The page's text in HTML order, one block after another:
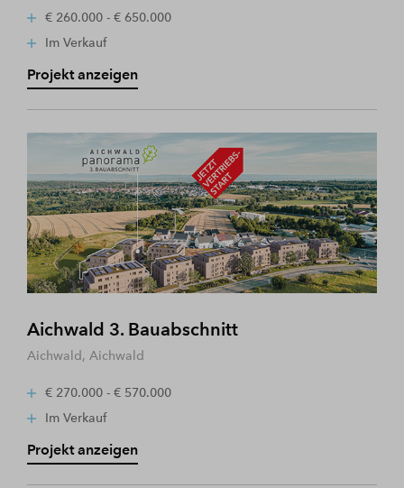
€ 260.000 - € 650.000
Im Verkauf
Projekt anzeigen
Aichwald 3. Bauabschnitt
Aichwald, Aichwald
€ 270.000 - € 570.000
Im Verkauf
Projekt anzeigen